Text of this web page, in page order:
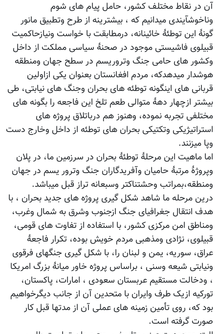
آن در نقاط مختلف کشور، حامل پیام های شوم
وناخوشآیندی میدانیم که ، بیشترینه از طرح وتطبیق مانور
گونۀ این توطئۀ خائینانه، درمطابقت با خواست ونیازحاکمیت
قبیلوی فاشیستی موجود در صحنۀ سیاسی مملکت از داخل
وکشور های حامی جنگ وتروریسم در سطح جهان ومنطقه
هوشدار میدهدکه، مردم افغانستان بعنوان یکی ازاولین
قربانی های اینگونه توطئه های بحران وجنگ های نیابتی، طی
بیشتر ازچهار دهۀ متوالی طعم تلخ این فاجعه را بگونه های
مختلفی تجربه نموده، وهنوز هم درباتلاق پروژه های
استراتیژیکی وتکتیکی بحران های توطئه از داخل وخارج دست
وپا میزنند.
اما ماهیت این مرحلۀ توطئۀ بحران در سرزمین ما، در پلان
وپروژۀ مرتبۀ حامیان وآفریدگاران جنگ وترور یسم در جهان
ومنطقه،بمراتب وحشتناکتر وسبعانه تراز قبل میباشد.
درین مرحله ما شاهد شکل گیری پروژه های جدید بحران ، با
هدف انتقال جغرافیای جنگ ازجنوب وشرق به شمال وغرب،
ومناطق امن مرکزی کشور، با استفاده از تفاوت های قومی،
قبیلوی، نژادی ومذهبی مردم خویش بوده، تکرار فاجعۀ
عراق، سوریه، یمن و لبنان را، با شکل گیری جنگهای فرقوی
ونیابتی شیعه وسنی ، براساس پروژه خاور میانۀ بزرگ امریکا
، ودخالت مستقیم عربستان سعودی ، امارات، پاکستان،
تورکیه ازیک طرف وایران با متحدین آن از جانب دیگرخواهیم
بود که، روی تأمین زمینه های عملی آن از مدتها قبل کار
صورت گرفته است.